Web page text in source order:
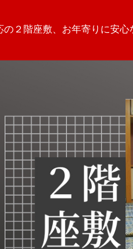
の２階座敷、お年寄りに安心